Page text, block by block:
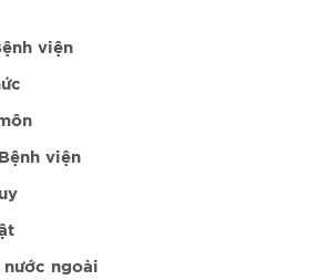
viện
viện
nước ngoài